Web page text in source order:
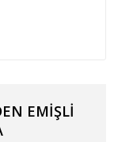
EMİŞLİ